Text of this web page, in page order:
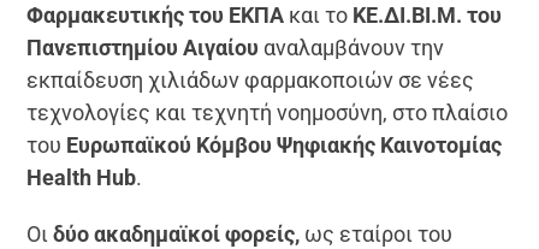
Φαρμακευτικής του ΕΚΠΑ και το ΚΕ.ΔΙ.ΒΙ.Μ. του
Πανεπιστημίου Αιγαίου αναλαμβάνουν την
εκπαίδευση χιλιάδων φαρμακοποιών σε νέες
τεχνολογίες και τεχνητή νοημοσύνη, στο πλαίσιο
του Ευρωπαϊκού Κόμβου Ψηφιακής Καινοτομίας
Health Hub.
Οιδύο ακαδημαϊκοί φορείς, ως εταίροι του